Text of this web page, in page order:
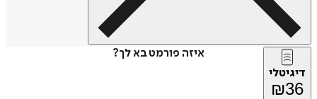
איזה פורמט בא לך?
דיגיטלי
₪36